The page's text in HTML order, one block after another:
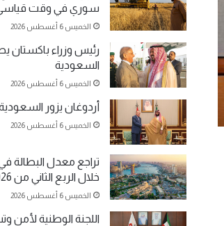
سوري في وقت
الخميس 6 أغسطس 2026
رئيس وزراء باكستان
السعودية
الخميس 6 أغسطس 2026
أردوغان يزور
الخميس 6 أغسطس 2026
خلال الربع الثاني من 2026
الخميس 6 أغسطس 2026
اللجنة الوطنية لأمن